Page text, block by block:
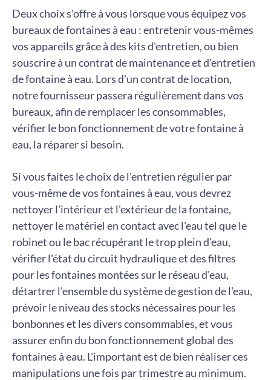
Deux choix s'offre à vous lorsque vous équipez vos
bureaux de fontaines à eau : entretenir vous-mêmes
vos appareils grâce à des kits d'entretien, ou bien
souscrire à un contrat de maintenance et d'entretien
de fontaine à eau. Lors d'un contrat de location,
notre fournisseur passera régulièrement dans vos
bureaux, afin de remplacer les consommables,
vérifier le bon fonctionnement de votre fontaine à
eau, la réparer si besoin.
Si vous faites le choix de l'entretien régulier par
vous-même de vos fontaines à eau, vous devrez
nettoyer l'intérieur et l'extérieur de la fontaine,
nettoyer le matériel en contact avec l'eau tel que le
robinet ou le bac récupérant le trop plein d'eau,
vérifier l'état du circuit hydraulique et des filtres
pour les fontaines montées sur le réseau d'eau,
détartrer l'ensemble du système de gestion de l'eau,
prévoir le niveau des stocks nécessaires pour les
bonbonnes et les divers consommables, et vous
assurer enfin du bon fonctionnement global des
fontaines à eau. L'important est de bien réaliser ces
manipulations une fois par trimestre au minimum.